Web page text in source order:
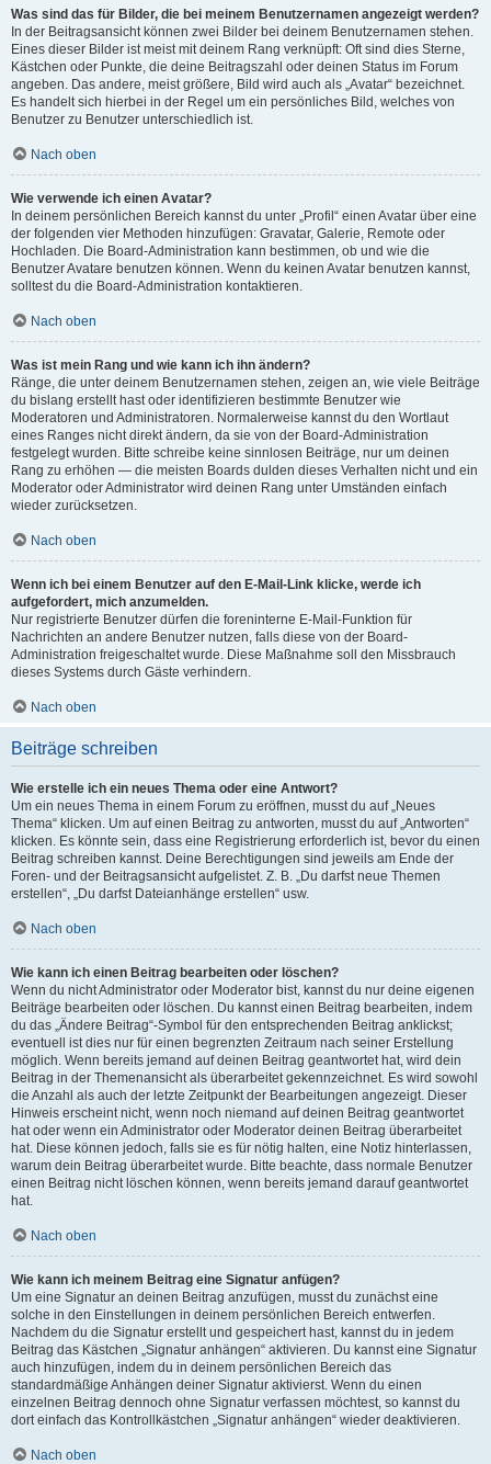
Was sind das für Bilder, die bei meinem Benutzernamen angezeigt werden?
In der Beitragsansicht können zwei Bilder bei deinem Benutzernamen stehen.
Eines dieser Bilder ist meist mit deinem Rang verknüpft: Oft sind dies Sterne,
Kästchen oder Punkte, die deine Beitragszahl oder deinen Status im Forum
angeben. Das andere, meist größere, Bild wird auch als „Avatar“ bezeichnet.
Es handelt sich hierbei in der Regel um ein persönliches Bild, welches von
Benutzer zu Benutzer unterschiedlich ist.
Nach oben
Wie verwende ich einen Avatar?
In deinem persönlichen Bereich kannst du unter „Profil“ einen Avatar über eine
der folgenden vier Methoden hinzufügen: Gravatar, Galerie, Remote oder
Hochladen. Die Board-Administration kann bestimmen, ob und wie die
Benutzer Avatare benutzen können. Wenn du keinen Avatar benutzen kannst,
solltest du die Board-Administration kontaktieren.
Nach oben
Was ist mein Rang und wie kann ich ihn ändern?
Ränge, die unter deinem Benutzernamen stehen, zeigen an, wie viele Beiträge
du bislang erstellt hast oder identifizieren bestimmte Benutzer wie
Moderatoren und Administratoren. Normalerweise kannst du den Wortlaut
eines Ranges nicht direkt ändern, da sie von der Board-Administration
festgelegt wurden. Bitte schreibe keine sinnlosen Beiträge, nur um deinen
Rang zu erhöhen — die meisten Boards dulden dieses Verhalten nicht und ein
Moderator oder Administrator wird deinen Rang unter Umständen einfach
wieder zurücksetzen.
Nach oben
Wenn ich bei einem Benutzer auf den E-Mail-Link klicke, werde ich
aufgefordert, mich anzumelden.
Nur registrierte Benutzer dürfen die foreninterne E-Mail-Funktion für
Nachrichten an andere Benutzer nutzen, falls diese von der Board-
Administration freigeschaltet wurde. Diese Maßnahme soll den Missbrauch
dieses Systems durch Gäste verhindern.
Nach oben
Beiträge schreiben
Wie erstelle ich ein neues Thema oder eine Antwort?
Um ein neues Thema in einem Forum zu eröffnen, musst du auf „Neues
Thema“ klicken. Um auf einen Beitrag zu antworten, musst du auf „Antworten“
klicken. Es könnte sein, dass eine Registrierung erforderlich ist, bevor du einen
Beitrag schreiben kannst. Deine Berechtigungen sind jeweils am Ende der
Foren- und der Beitragsansicht aufgelistet. Z. B. „Du darfst neue Themen
erstellen“, „Du darfst Dateianhänge erstellen“ usw.
Nach oben
Wie kann ich einen Beitrag bearbeiten oder löschen?
Wenn du nicht Administrator oder Moderator bist, kannst du nur deine eigenen
Beiträge bearbeiten oder löschen. Du kannst einen Beitrag bearbeiten, indem
du das „Ändere Beitrag“-Symbol für den entsprechenden Beitrag anklickst;
eventuell ist dies nur für einen begrenzten Zeitraum nach seiner Erstellung
möglich. Wenn bereits jemand auf deinen Beitrag geantwortet hat, wird dein
Beitrag in der Themenansicht als überarbeitet gekennzeichnet. Es wird sowohl
die Anzahl als auch der letzte Zeitpunkt der Bearbeitungen angezeigt. Dieser
Hinweis erscheint nicht, wenn noch niemand auf deinen Beitrag geantwortet
hat oder wenn ein Administrator oder Moderator deinen Beitrag überarbeitet
hat. Diese können jedoch, falls sie es für nötig halten, eine Notiz hinterlassen,
warum dein Beitrag überarbeitet wurde. Bitte beachte, dass normale Benutzer
einen Beitrag nicht löschen können, wenn bereits jemand darauf geantwortet
hat.
Nach oben
Wie kann ich meinem Beitrag eine Signatur anfügen?
Um eine Signatur an deinen Beitrag anzufügen, musst du zunächst eine
solche in den Einstellungen in deinem persönlichen Bereich entwerfen.
Nachdem du die Signatur erstellt und gespeichert hast, kannst du in jedem
Beitrag das Kästchen „Signatur anhängen“ aktivieren. Du kannst eine Signatur
auch hinzufügen, indem du in deinem persönlichen Bereich das
standardmäßige Anhängen deiner Signatur aktivierst. Wenn du einen
einzelnen Beitrag dennoch ohne Signatur verfassen möchtest, so kannst du
dort einfach das Kontrollkästchen „Signatur anhängen“ wieder deaktivieren.
Nach oben